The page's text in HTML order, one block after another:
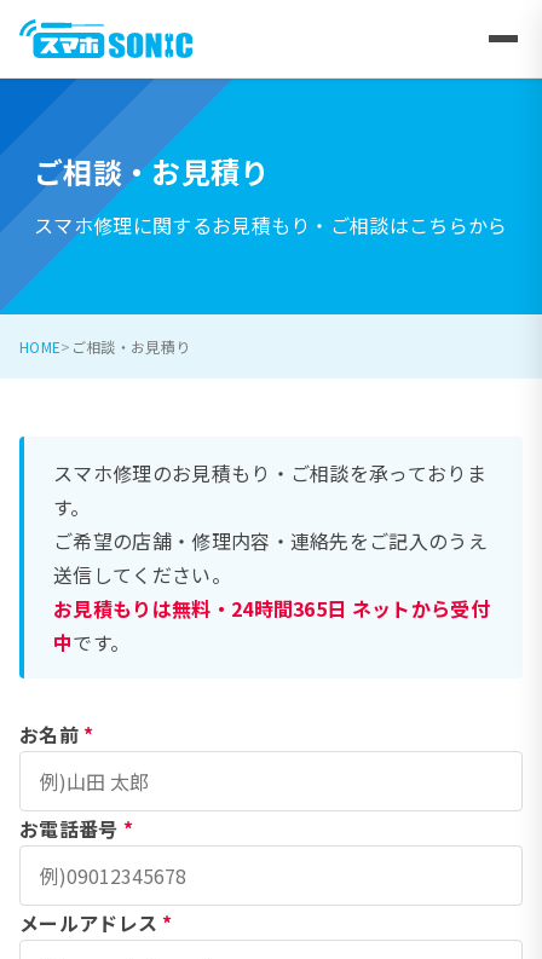
ご相談・お見積り
スマホ修理に関するお見積もり・ご相談はこちらから
HOME ご相談・お見積り
スマホ修理のお見積もり・ご相談を承っておりま
す。
ご希望の店舗・修理内容・連絡先をご記入のうえ
送信してください。
お見積もりは無料・24時間365日 ネットから受付
中です。
お名前 *
お電話番号 *
メールアドレス *